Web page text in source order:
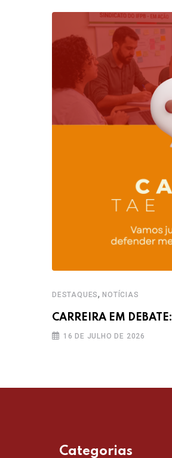
DESTAQUES,NOTÍCIAS
CARREIRA EM DEBATE:
16 DE JULHO DE 2026
Categorias